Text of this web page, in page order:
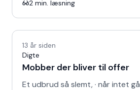
2 min. læsning
13 år siden
Digte
Mobber der bliver til offer
Et udbrud så slemt, · når intet